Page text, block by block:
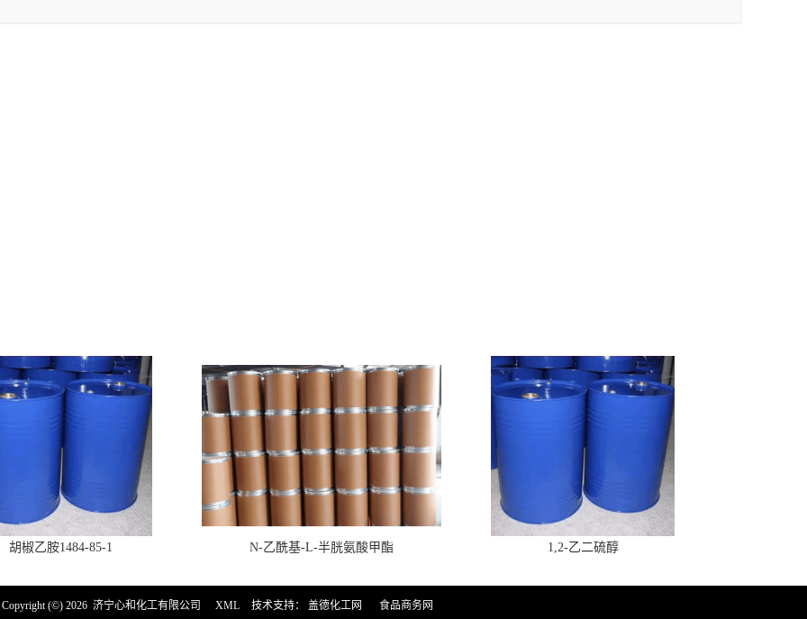
胡椒乙胺1484-85-1 N-乙酰基-L-半胱氨酸甲酯 1,2-乙二硫醇
(©) 2026 济宁心和化工有限公司 XML 技术支持： 盖德化工网 食品商务网